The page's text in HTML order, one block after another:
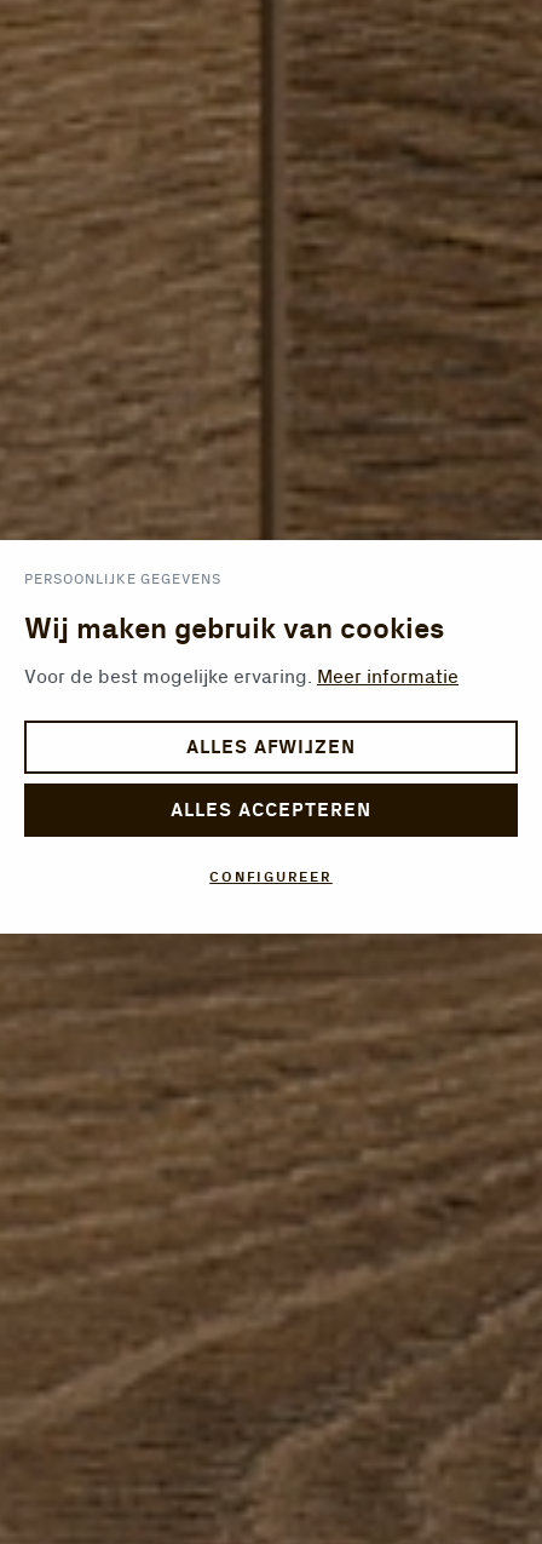
PERSOONLIJKE GEGEVENS
Wij maken gebruik van cookies
Voor de best mogelijke ervaring. Meer informatie
ALLES AFWIJZEN
ALLES ACCEPTEREN
CONFIGUREER